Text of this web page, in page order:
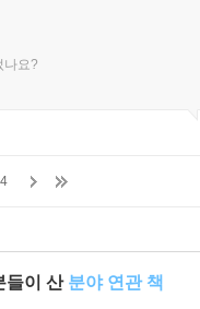
나요?
4
들이 산 분야 연관 책